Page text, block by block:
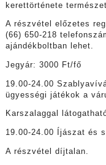
kerettörténete
A részvétel előzetes
(66) 650-218
ajándékboltban lehet.
Jegyár: 3000 Ft/fő
19.00-24.00
ügyességi játékok a
Karszalaggal
19.00-24.00 Íjászat és
A részvétel díjtalan.